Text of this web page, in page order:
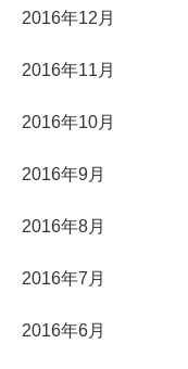
2016年12月
2016年11月
2016年10月
2016年9月
2016年8月
2016年7月
2016年6月